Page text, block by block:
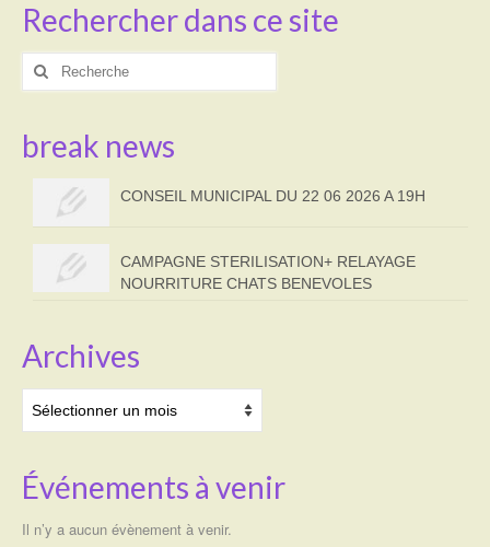
Rechercher dans ce site
Rechercher
break news
CONSEIL MUNICIPAL DU 22 06 2026 A 19H
CAMPAGNE STERILISATION+ RELAYAGE
NOURRITURE CHATS BENEVOLES
Archives
Événements à venir
Il n’y a aucun évènement à venir.